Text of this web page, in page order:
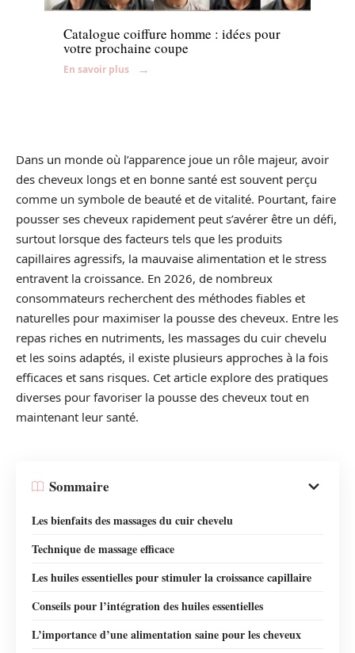
Catalogue coiffure homme : idées pour
votre prochaine coupe
En savoir plus
Dans un monde où l’apparence joue un rôle majeur, avoir
des cheveux longs et en bonne santé est souvent perçu
comme un symbole de beauté et de vitalité. Pourtant, faire
pousser ses cheveux rapidement peut s’avérer être un défi,
surtout lorsque des facteurs tels que les produits
capillaires agressifs, la mauvaise alimentation et le stress
entravent la croissance. En 2026, de nombreux
consommateurs recherchent des méthodes fiables et
naturelles pour maximiser la pousse des cheveux. Entre les
repas riches en nutriments, les massages du cuir chevelu
et les soins adaptés, il existe plusieurs approches à la fois
efficaces et sans risques. Cet article explore des pratiques
diverses pour favoriser la pousse des cheveux tout en
maintenant leur santé.
Sommaire
Les bienfaits des massages du cuir chevelu
Technique de massage efficace
Les huiles essentielles pour stimuler la croissance capillaire
Conseils pour l’intégration des huiles essentielles
L’importance d’une alimentation saine pour les cheveux